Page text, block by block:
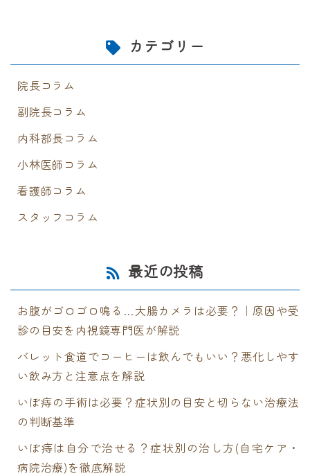
カテゴリー
院長コラム
副院長コラム
内科部長コラム
小林医師コラム
看護師コラム
スタッフコラム
最近の投稿
お腹がゴロゴロ鳴る…大腸カメラは必要？｜原因や受
診の目安を内視鏡専門医が解説
バレット食道でコーヒーは飲んでもいい？悪化しやす
い飲み方と注意点を解説
いぼ痔の手術は必要？症状別の目安と切らない治療法
の判断基準
いぼ痔は自分で治せる？症状別の治し方(自宅ケア・
病院治療)を徹底解説